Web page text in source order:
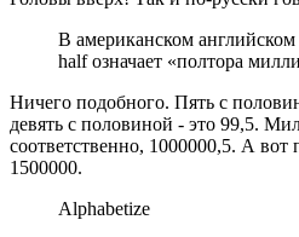
В американском английском
half означает «полтора
Ничего подобного. Пять с
девять с половиной - это 99,5.
соответственно, 1000000,5. А вот
1500000.
Alphabetize